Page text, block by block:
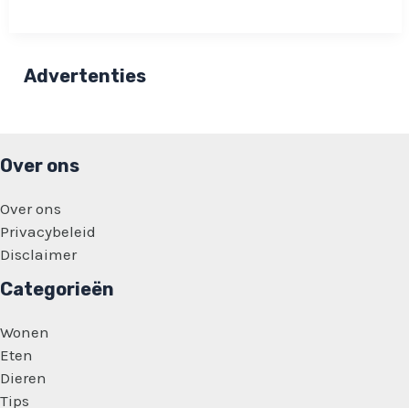
heel
Advertenties
Over ons
Over ons
Privacybeleid
Disclaimer
Categorieën
Wonen
Eten
Dieren
Tips